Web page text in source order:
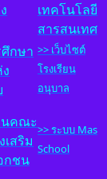
เทคโนโลยี
สารสนเทศ
กษา >> เว็บไซต์
โรงเรียน
อนุบาล
นคณะ
สริม
กชน
>> ระบบ Mas
School